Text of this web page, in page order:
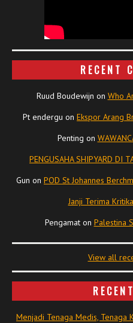
RECENT
Ruud Boudewijn on Who
Pt endergu on Ekspor Arang
Penting on
PENGUSAHA SHIPYARD DI
Gun on POD St Johannes
Janji Terima
Pengamaton Palestina
View all
Menjadi Tenaga Medis, Tenaga